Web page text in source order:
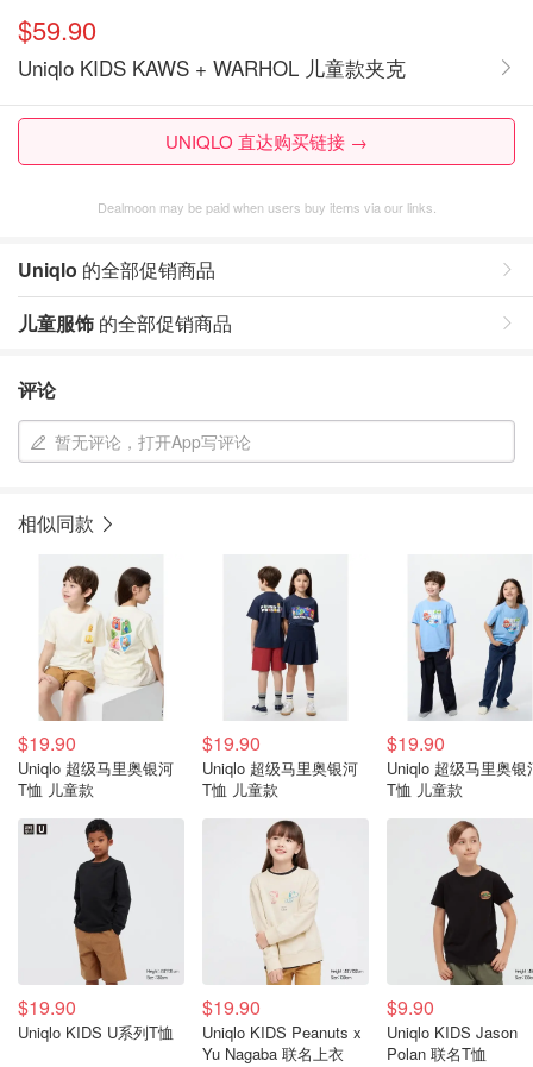
$59.90
Uniqlo KIDS KAWS + WARHOL 儿童款夹克
UNIQLO 直达购买链接 →
Dealmoon may be paid when users buy items via our links.
Uniqlo 的全部促销商品
儿童服饰 的全部促销商品
评论
暂无评论，打开App写评论
相似同款
$19.90
Uniqlo 超级马里奥银河
T恤 儿童款
$19.90
Uniqlo 超级马里奥银河
T恤 儿童款
$19.90
Uniqlo 超级马里奥银
T恤 儿童款
$19.90
Uniqlo KIDS U系列T恤
$19.90
Uniqlo KIDS Peanuts x
Yu Nagaba 联名上衣
$9.90
Uniqlo KIDS Jason
Polan 联名T恤